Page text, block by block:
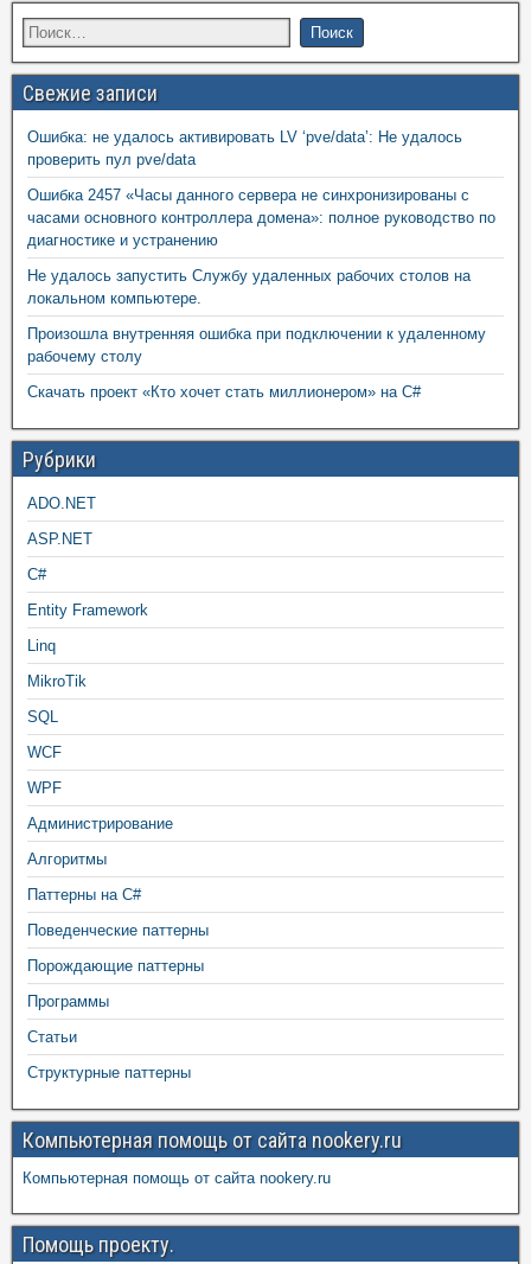
Свежие записи
Ошибка: не удалось активировать LV ‘pve/data’: Не удалось
проверить пул pve/data
Ошибка 2457 «Часы данного сервера не синхронизированы с
часами основного контроллера домена»: полное руководство по
диагностике и устранению
Не удалось запустить Службу удаленных рабочих столов на
локальном компьютере.
Произошла внутренняя ошибка при подключении к удаленному
рабочему столу
Скачать проект «Кто хочет стать миллионером» на C#
Рубрики
ADO.NET
ASP.NET
C#
Entity Framework
Linq
MikroTik
SQL
WCF
WPF
Администрирование
Алгоритмы
Паттерны на C#
Поведенческие паттерны
Порождающие паттерны
Программы
Статьи
Структурные паттерны
Компьютерная помощь от сайта nookery.ru
Компьютерная помощь от сайта nookery.ru
Помощь проекту.